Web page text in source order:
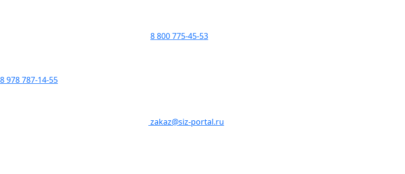
8 800 775-45-53
8 978 787-14-55
zakaz@siz-portal.ru